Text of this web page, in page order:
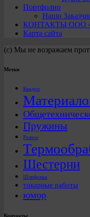
Портфолио
Наши
КОНТАКТЫ ООО
Карта сайта
(с) Мы не возражаем
Метки
Квадро
Пружины
Разное
Шестерни
Шлифовка
токарные работы
юмор
Контакты